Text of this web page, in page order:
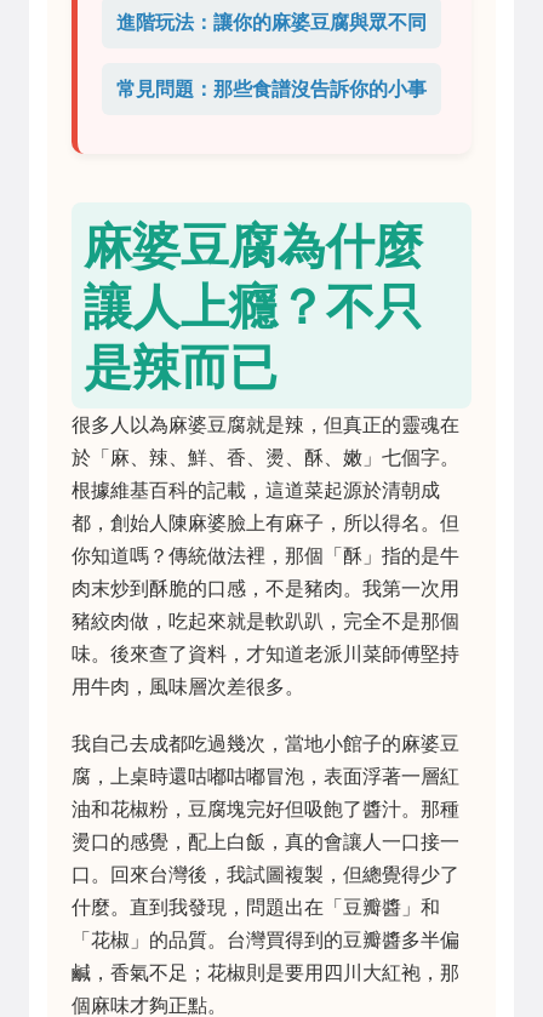
進階玩法：讓你的麻婆豆腐與眾不同
常見問題：那些食譜沒告訴你的小事
麻婆豆腐為什麼
讓人上癮？不只
是辣而已
很多人以為麻婆豆腐就是辣，但真正的靈魂在
於「麻、辣、鮮、香、燙、酥、嫩」七個字。
根據維基百科的記載，這道菜起源於清朝成
都，創始人陳麻婆臉上有麻子，所以得名。但
你知道嗎？傳統做法裡，那個「酥」指的是牛
肉末炒到酥脆的口感，不是豬肉。我第一次用
豬絞肉做，吃起來就是軟趴趴，完全不是那個
味。後來查了資料，才知道老派川菜師傅堅持
用牛肉，風味層次差很多。
我自己去成都吃過幾次，當地小館子的麻婆豆
腐，上桌時還咕嘟咕嘟冒泡，表面浮著一層紅
油和花椒粉，豆腐塊完好但吸飽了醬汁。那種
燙口的感覺，配上白飯，真的會讓人一口接一
口。回來台灣後，我試圖複製，但總覺得少了
什麼。直到我發現，問題出在「豆瓣醬」和
「花椒」的品質。台灣買得到的豆瓣醬多半偏
鹹，香氣不足；花椒則是要用四川大紅袍，那
個麻味才夠正點。